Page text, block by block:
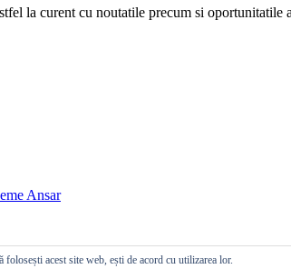
la curent cu noutatile precum si oportunitatile
Ansar
acest site web, ești de acord cu utilizarea lor.